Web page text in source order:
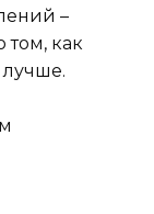
–
том, как